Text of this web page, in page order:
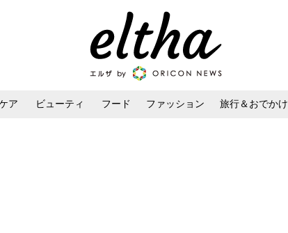
ア ビューティ フード ファッション 旅行＆おでかけ